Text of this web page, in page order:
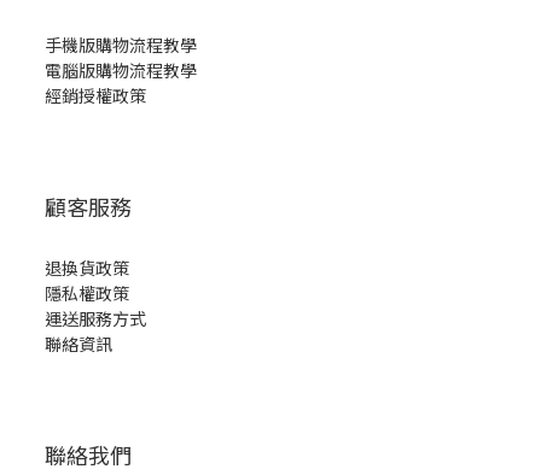
手機版購物流程教學
電腦版購物流程教學
經銷授權政策
顧客服務
退換貨政策
隱私權政策
運送服務方式
聯絡資訊
聯絡我們